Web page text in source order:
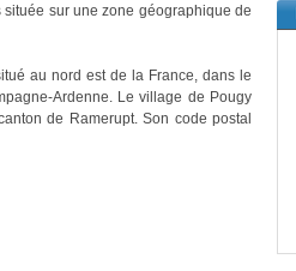
sur une zone géographique de
au nord est de la France, dans le
Ardenne. Le village de Pougy
de Ramerupt. Son code postal